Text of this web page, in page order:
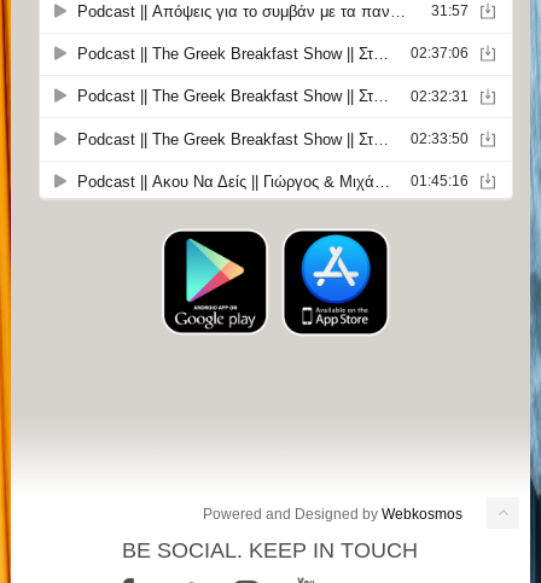
Powered and Designed byWebkosmos
BE SOCIAL. KEEP IN TOUCH